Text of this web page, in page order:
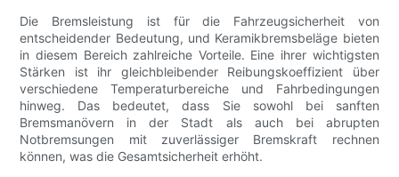
Die Bremsleistung ist für die Fahrzeugsicherheit von
entscheidender Bedeutung, und Keramikbremsbeläge bieten
in diesem Bereich zahlreiche Vorteile. Eine ihrer wichtigsten
Stärken ist ihr gleichbleibender Reibungskoeffizient über
verschiedene Temperaturbereiche und Fahrbedingungen
hinweg. Das bedeutet, dass Sie sowohl bei sanften
Bremsmanövern in der Stadt als auch bei abrupten
Notbremsungen mit zuverlässiger Bremskraft rechnen
können, was die Gesamtsicherheit erhöht.